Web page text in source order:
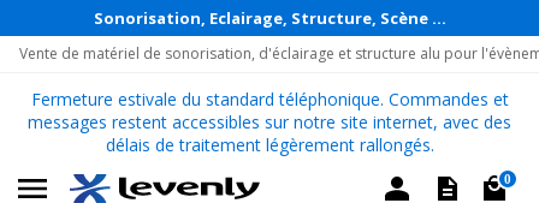
Sonorisation, Eclairage, Structure, Scène ...
Vente de matériel de sonorisation, d'éclairage et structure alu pour
Fermeture estivale du standard téléphonique. Commandes et
messages restent accessibles sur notre site internet, avec des
délais de traitement légèrement rallongés.
0